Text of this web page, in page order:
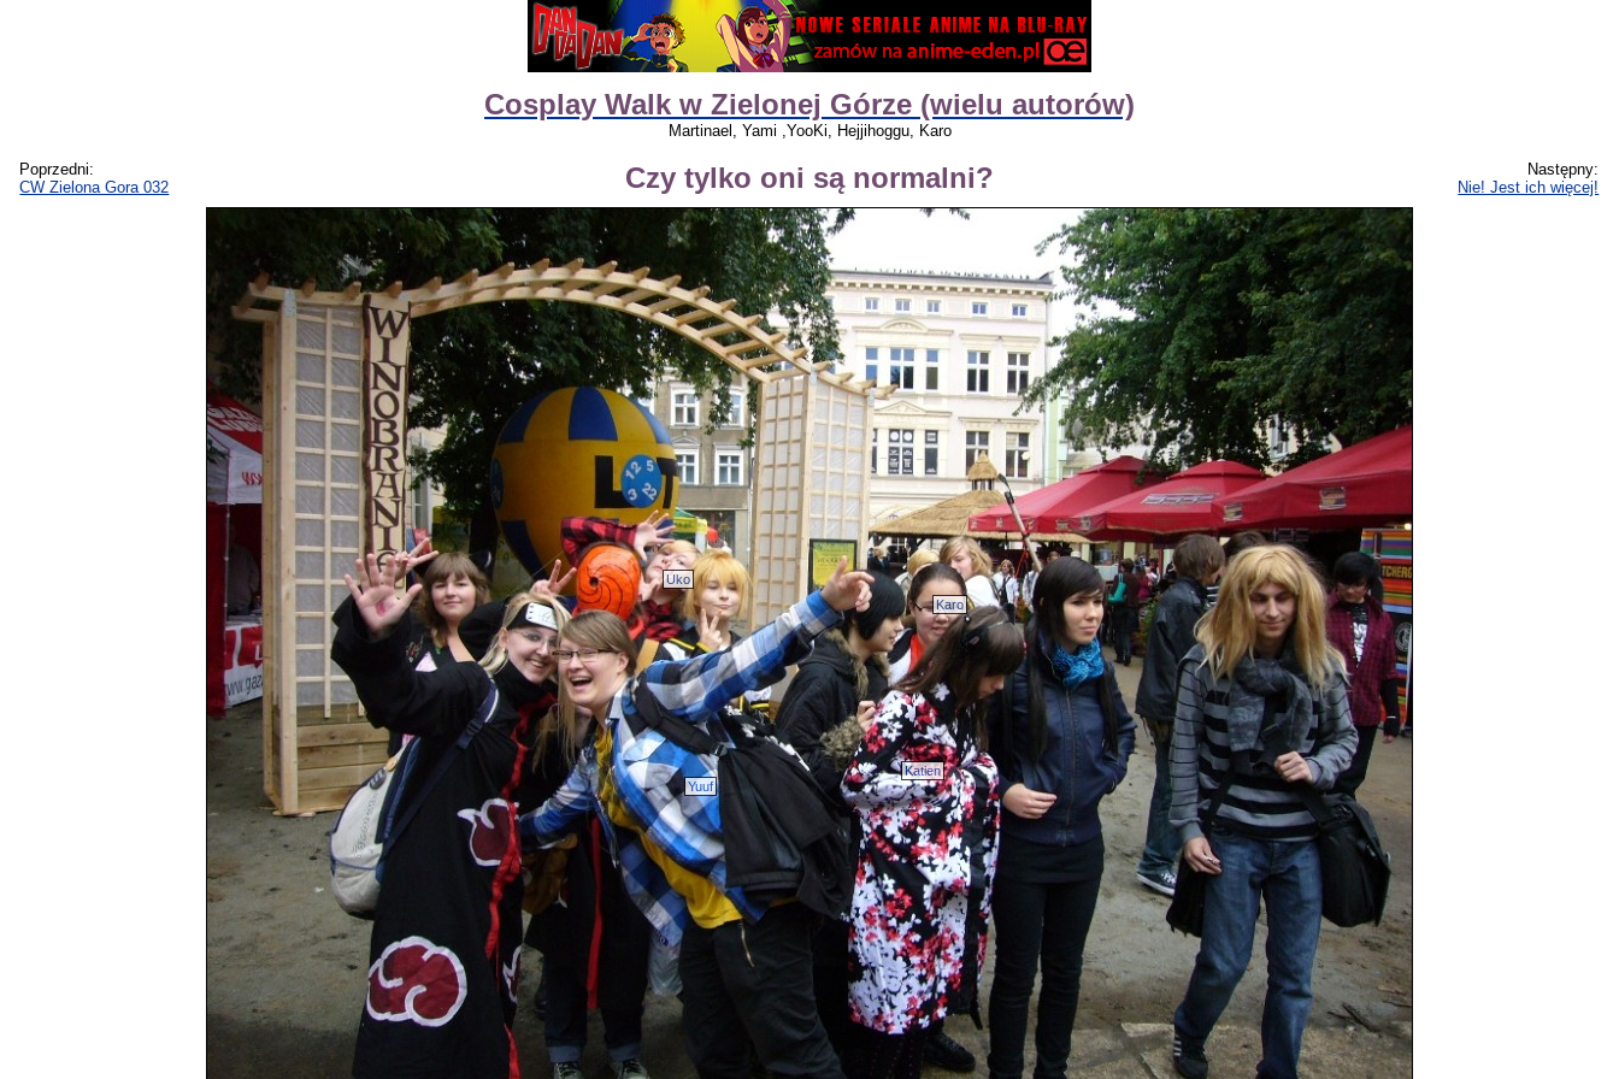
Cosplay Walk w Zielonej Górze (wielu autorów)
Martinael, Yami ,YooKi, Hejjihoggu, Karo
Poprzedni:
CW Zielona Gora 032
Czy tylko oni są normalni?
Następny:
Nie! Jest ich więcej!
Karo
Katien
Uko
Yuuf